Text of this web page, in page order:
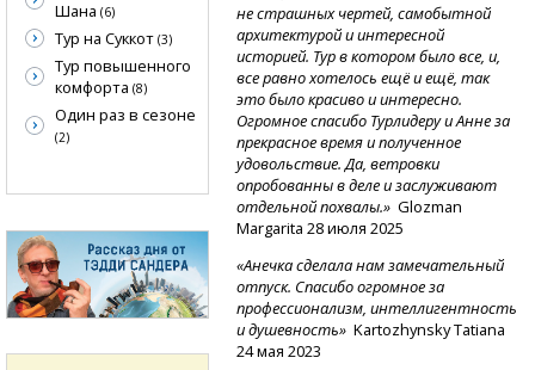
не страшных чертей, самобытной
архитектурой и интересной
историей. Тур в котором было все, и,
все равно хотелось ещё и ещё, так
это было красиво и интересно.
Огромное спасибо Турлидеру и Анне за
прекрасное время и полученное
удовольствие. Да, ветровки
опробованны в деле и заслуживают
отдельной похвалы.» Glozman
Margarita 28 июля 2025
«Анечка сделала нам замечательный
отпуск. Спасибо огромное за
профессионализм, интеллигентность
и душевность» Kartozhynsky Tatiana
24 мая 2023
Шана (6)
Тур на Суккот (3)
Тур повышенного
комфорта (8)
Один раз в сезоне
(2)